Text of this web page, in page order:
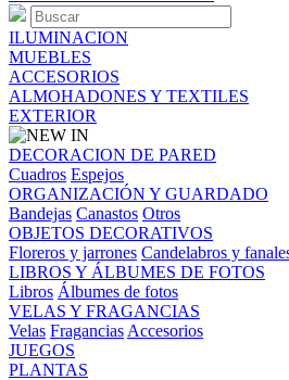
ILUMINACION
MUEBLES
ACCESORIOS
ALMOHADONES Y TEXTILES
EXTERIOR
DECORACION DE PARED
Cuadros Espejos
ORGANIZACIÓN Y GUARDADO
Bandejas Canastos Otros
OBJETOS DECORATIVOS
Floreros y jarrones Candelabros y
LIBROS Y ÁLBUMES DE FOTOS
Libros Álbumes de fotos
VELAS Y FRAGANCIAS
Velas Fragancias Accesorios
JUEGOS
PLANTAS